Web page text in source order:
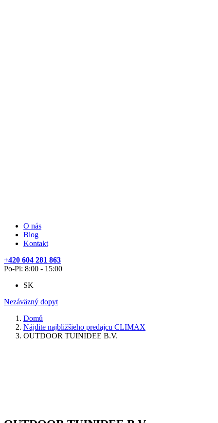
O nás
Blog
Kontakt
+420 604 281 863
Po-Pi: 8:00 - 15:00
SK
Nezáväzný dopyt
Domů
Nájdite najbližšieho predajcu CLIMAX
OUTDOOR TUINIDEE B.V.